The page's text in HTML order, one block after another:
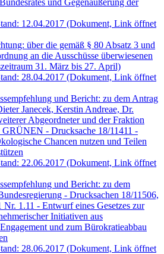
12.04.2017 (Dokument, Link öffnet
über die gemäß § 80 Absatz 3 und
an die Ausschüsse überwiesenen
31. März bis 27. April)
28.04.2017 (Dokument, Link öffnet
und Bericht: zu dem Antrag
Janecek, Kerstin Andreae, Dr.
Abgeordneter und der Fraktion
- Drucksache 18/11411 -
Chancen nutzen und Teilen
22.06.2017 (Dokument, Link öffnet
und Bericht: zu dem
- Drucksachen 18/11506,
Nr. 1.11 - Entwurf eines Gesetzes zur
Initiativen aus
und zum Bürokratieabbau
28.06.2017 (Dokument, Link öffnet